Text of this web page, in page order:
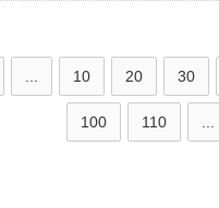
10 20 30
100 110